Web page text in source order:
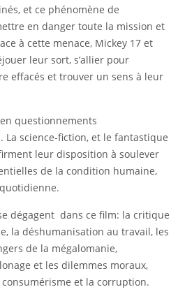
et ce phénomène de
en danger toute la mission et
à cette menace, Mickey 17 et
leur sort, s’allier pour
effacés et trouver un sens à leur
questionnements
science-fiction, et le fantastique
leur disposition à soulever
de la condition humaine,
dégagent dans ce film: la critique
la déshumanisation au travail, les
de la mégalomanie,
et les dilemmes moraux,
et la corruption.